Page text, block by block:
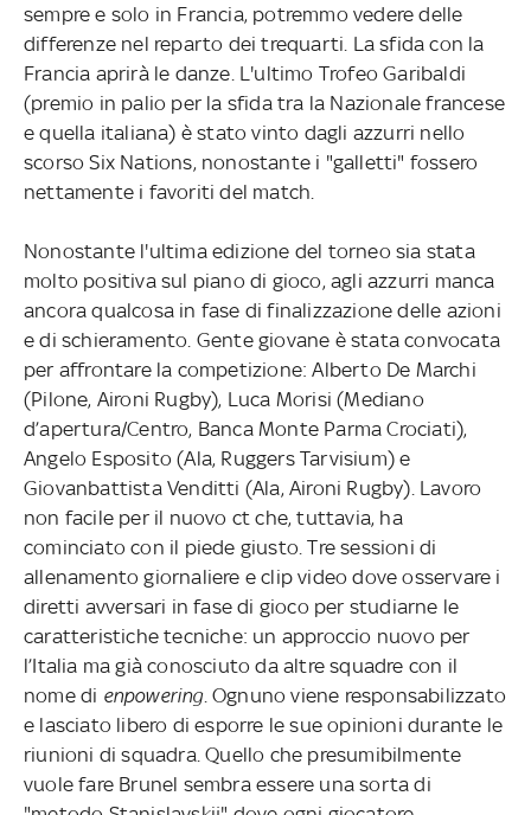
sempre e solo in Francia, potremmo vedere delle
differenze nel reparto dei trequarti. La sfida con la
Francia aprirà le danze. L'ultimo Trofeo Garibaldi
(premio in palio per la sfida tra la Nazionale francese
e quella italiana) è stato vinto dagli azzurri nello
scorso Six Nations, nonostante i "galletti" fossero
nettamente i favoriti del match.
Nonostante l'ultima edizione del torneo sia stata
molto positiva sul piano di gioco, agli azzurri manca
ancora qualcosa in fase di finalizzazione delle azioni
e di schieramento. Gente giovane è stata convocata
per affrontare la competizione: Alberto De Marchi
(Pilone, Aironi Rugby), Luca Morisi (Mediano
d’apertura/Centro, Banca Monte Parma Crociati),
Angelo Esposito (Ala, Ruggers Tarvisium) e
Giovanbattista Venditti (Ala, Aironi Rugby). Lavoro
non facile per il nuovo ct che, tuttavia, ha
cominciato con il piede giusto. Tre sessioni di
allenamento giornaliere e clip video dove osservare i
diretti avversari in fase di gioco per studiarne le
caratteristiche tecniche: un approccio nuovo per
l’Italia ma già conosciuto da altre squadre con il
nome di enpowering. Ognuno viene responsabilizzato
e lasciato libero di esporre le sue opinioni durante le
riunioni di squadra. Quello che presumibilmente
vuole fare Brunel sembra essere una sorta di